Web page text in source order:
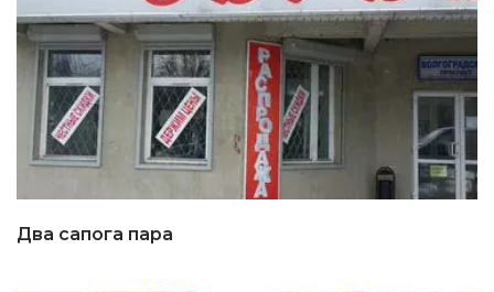
Два сапога пара